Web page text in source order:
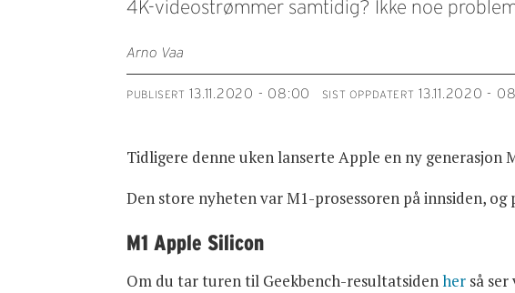
4K-videostrømmer samtidig? Ikke noe
Arno Vaa
PUBLISERT 13.11.2020 - 08:00 SIST OPPDATERT 13.11.2020 -
Tidligere denne uken lanserte Apple en ny generasjon
Den store nyheten var M1-prosessoren på innsiden,
M1 Apple Silicon
Om du tar turen til Geekbench-resultatsidenher så